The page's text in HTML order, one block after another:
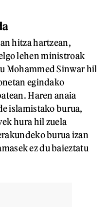
hitza hartzean,
lehen ministroak
Mohammed Sinwar hil
egindako
Haren anaia
islamistako burua,
hura hil zuela
burua izan
ez du baieztatu